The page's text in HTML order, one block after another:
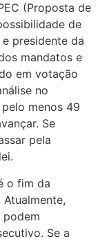
(Proposta de
de
presidente da
mandatos e
em votação
no
menos 49
Se
pela
o fim da
podem
Se a